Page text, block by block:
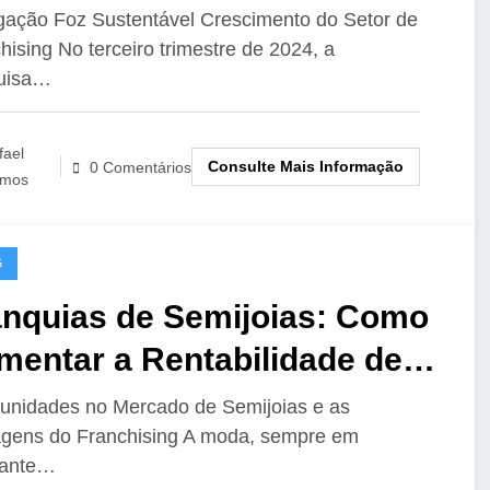
Cresce com
de Água
Foz Sustentável Crescimento do Setor de
No terceiro trimestre de 2024, a
0 Comentários Consulte Mais Informação
de Semijoias: Como
a Rentabilidade de
Rede com Estratégias de
Eficientes
no Mercado de Semijoias e as
do Franchising A moda, sempre em